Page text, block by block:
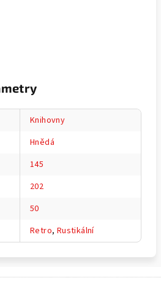
Knihovny
Hnědá
145
202
50
Retro, Rustikální